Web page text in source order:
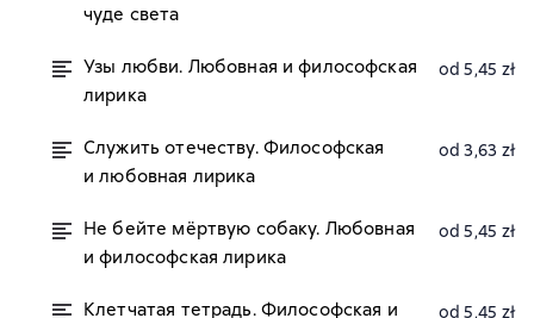
чуде света
Узы любви. Любовная и философская
лирика
od 5,45 zł
Служить отечеству. Философская
и любовная лирика
od 3,63 zł
Не бейте мёртвую собаку. Любовная
и философская лирика
od 5,45 zł
Клетчатая тетрадь. Философская и
od 5,45 zł